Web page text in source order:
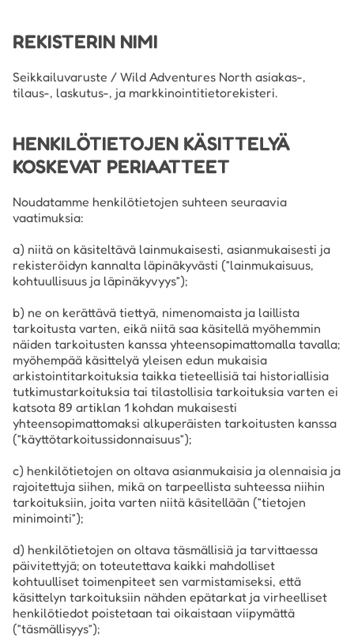
REKISTERIN NIMI
Seikkailuvaruste / Wild Adventures North asiakas-,
tilaus-, laskutus-, ja markkinointitietorekisteri.
HENKILÖTIETOJEN KÄSITTELYÄ
KOSKEVAT PERIAATTEET
Noudatamme henkilötietojen suhteen seuraavia
vaatimuksia:
a) niitä on käsiteltävä lainmukaisesti, asianmukaisesti ja
rekisteröidyn kannalta läpinäkyvästi (”lainmukaisuus,
kohtuullisuus ja läpinäkyvyys”);
b) ne on kerättävä tiettyä, nimenomaista ja laillista
tarkoitusta varten, eikä niitä saa käsitellä myöhemmin
näiden tarkoitusten kanssa yhteensopimattomalla tavalla;
myöhempää käsittelyä yleisen edun mukaisia
arkistointitarkoituksia taikka tieteellisiä tai historiallisia
tutkimustarkoituksia tai tilastollisia tarkoituksia varten ei
katsota 89 artiklan 1 kohdan mukaisesti
yhteensopimattomaksi alkuperäisten tarkoitusten kanssa
(”käyttötarkoitussidonnaisuus”);
c) henkilötietojen on oltava asianmukaisia ja olennaisia ja
rajoitettuja siihen, mikä on tarpeellista suhteessa niihin
tarkoituksiin, joita varten niitä käsitellään (”tietojen
minimointi”);
d) henkilötietojen on oltava täsmällisiä ja tarvittaessa
päivitettyjä; on toteutettava kaikki mahdolliset
kohtuulliset toimenpiteet sen varmistamiseksi, että
käsittelyn tarkoituksiin nähden epätarkat ja virheelliset
henkilötiedot poistetaan tai oikaistaan viipymättä
(”täsmällisyys”);